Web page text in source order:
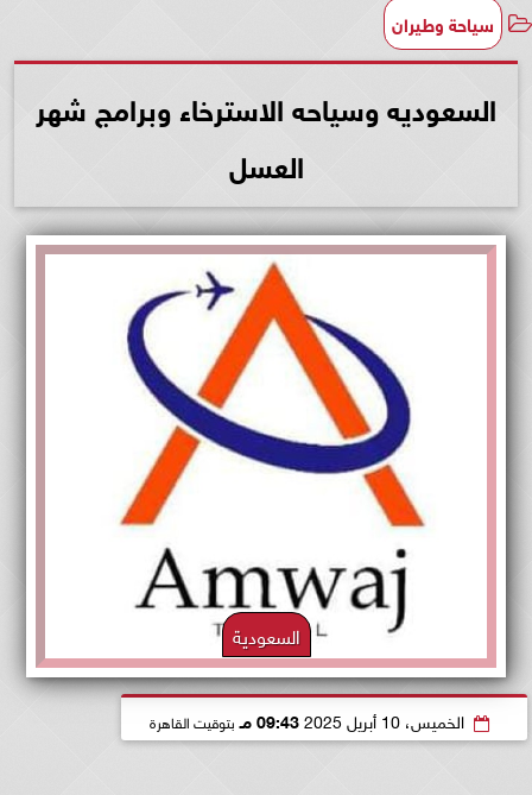
سياحة وطيران
السعوديه وسياحه الاسترخاء وبرامج شهر
العسل
السعودية
الخميس، 10 أبريل 2025 09:43 مـ بتوقيت القاهرة